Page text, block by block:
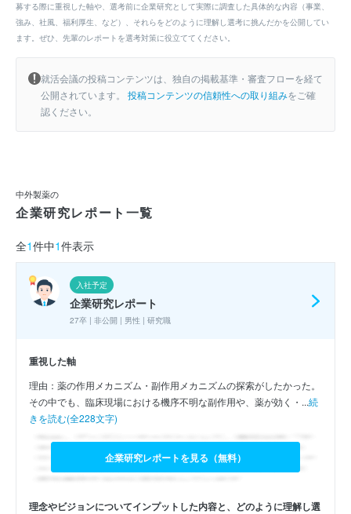
募する際に重視した軸や、選考前に企業研究として実際に調査した具体的な内容（事業、
強み、社風、福利厚生、など）、それらをどのように理解し選考に挑んだかを公開してい
ます。ぜひ、先輩のレポートを選考対策に役立ててください。
就活会議の投稿コンテンツは、独自の掲載基準・審査フローを経て
公開されています。 投稿コンテンツの信頼性への取り組みをご確
認ください。
中外製薬の
企業研究レポート一覧
全1件中1件表示
入社予定
企業研究レポート
27卒 | 非公開 | 男性 | 研究職
重視した軸
理由：薬の作用メカニズム・副作用メカニズムの探索がしたかった。
その中でも、臨床現場における機序不明な副作用や、薬が効く・...続
きを読む(全228文字)
企業研究レポートを見る（無料）
理念やビジョンについてインプットした内容と、どのように理解し選